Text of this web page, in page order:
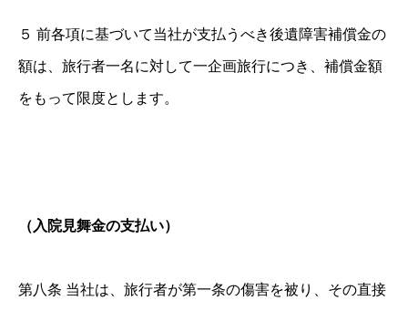
５ 前各項に基づいて当社が支払うべき後遺障害補償金の
額は、旅行者一名に対して一企画旅行につき、補償金額
をもって限度とします。
（入院見舞金の支払い）
第八条 当社は、旅行者が第一条の傷害を被り、その直接